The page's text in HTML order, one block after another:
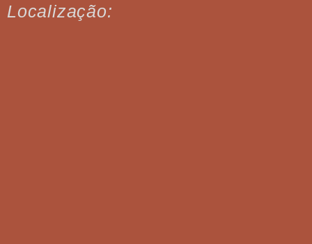
Localização: